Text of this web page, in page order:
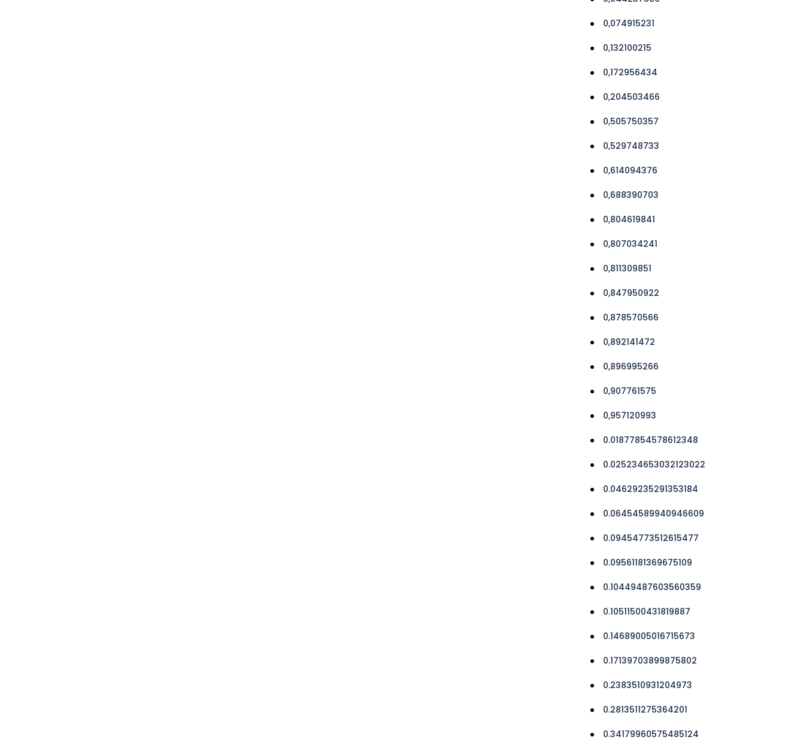
0,074915231
0,132100215
0,172956434
0,204503466
0,505750357
0,529748733
0,614094376
0,688390703
0,804619841
0,807034241
0,811309851
0,847950922
0,878570566
0,892141472
0,896995266
0,907761575
0,957120993
0.01877854578612348
0.025234653032123022
0.04629235291353184
0.06454589940946609
0.09454773512615477
0.09561181369675109
0.10449487603560359
0.10511500431819887
0.14689005016715673
0.17139703899875802
0.2383510931204973
0.2813511275364201
0.34179960575485124